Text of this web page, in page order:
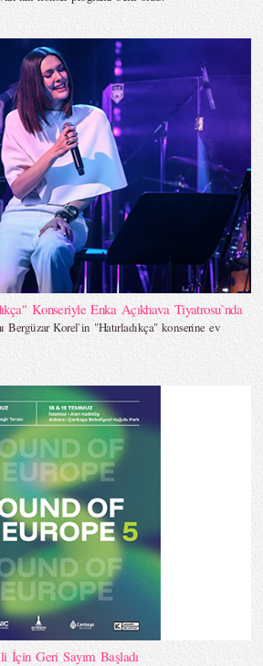
Konseriyle Enka Açıkhava Tiyatrosu`nda
Bergüzar Korel`in "Hatırladıkça" konserine ev
İçin Geri Sayım Başladı